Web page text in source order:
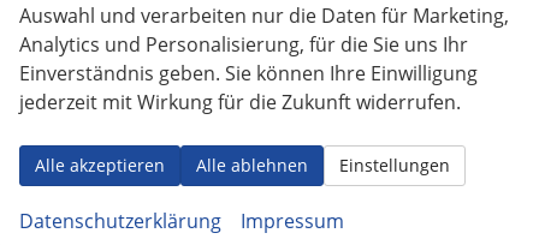
2
ab 166,– € mtl.
Auswahl und verarbeiten nur die Daten für Marketing,
Analytics und Personalisierung, für die Sie uns Ihr
Einverständnis geben. Sie können Ihre Einwilligung
jederzeit mit Wirkung für die Zukunft widerrufen.
Alle akzeptieren Alle ablehnen Einstellungen
Datenschutzerklärung Impressum